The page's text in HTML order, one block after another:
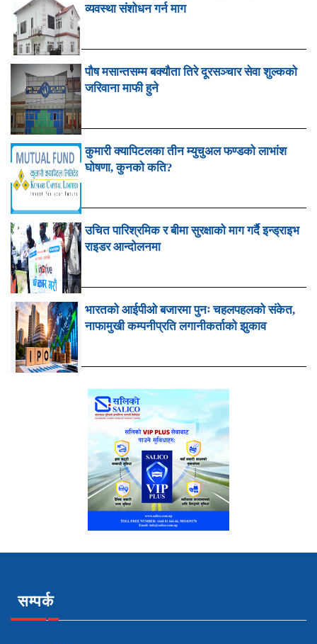
व्यवस्था संशोधन गर्न माग
पौष मसान्तसम्म बक्यौता तिरे दूरसञ्चार सेवा शुल्कको
जरिवाना माफी हुने
कुमारी क्यापिटलका तीन म्युचुअल फण्डको लाभांश
घोषणा, कुनको कति?
उचित पारिश्रमिक र बीमा सुरक्षाको माग गर्दै इन्ड्राइभ
राइडर आन्दोलनमा
भारतको आईपीओ बजारमा पुनः चहलपहलको संकेत,
नाफामुखी कम्पनीप्रति लगानीकर्ताको झुकाव
सम्पर्क